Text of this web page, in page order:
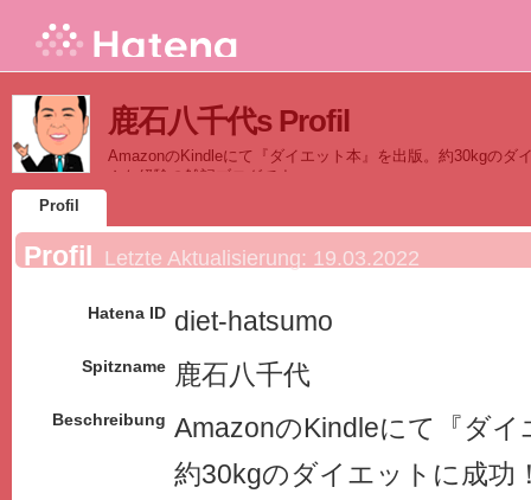
鹿石八千代s Profil
AmazonのKindleにて『ダイエット本』を出版。約30kgの
んな経験の雑記ブログです。
Profil
Profil Letzte Aktualisierung: 19.03.2022
Hatena ID diet-hatsumo
Spitzname 鹿石八千代
Beschreibung AmazonのKindleにて『ダ
約30kgのダイエットに成